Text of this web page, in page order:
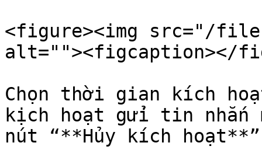
<figure><img src="/
alt=""><figcaption></
Chọn thời gian kích
kịch hoạt gửi tin nhắn
nút “**Hủy kích